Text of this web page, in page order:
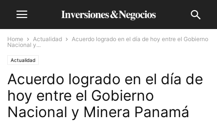
Home Actualidad
Acuerdo logrado en el día de hoy entre el Gobierno
Nacional y...
Actualidad
Acuerdo logrado en el día de
hoy entre el Gobierno
Nacional y Minera Panamá